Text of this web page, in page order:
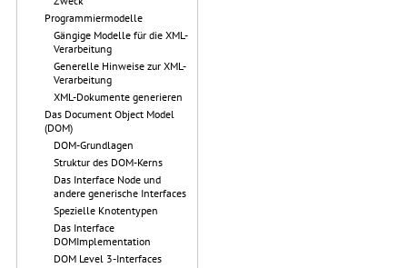
Programmiermodelle
Gängige Modelle für die XML-
Verarbeitung
Generelle Hinweise zur XML-
Verarbeitung
XML-Dokumente generieren
Das Document Object Model
(DOM)
DOM-Grundlagen
Struktur des DOM-Kerns
Das Interface Node und
andere generische Interfaces
Spezielle Knotentypen
Das Interface
DOMImplementation
DOM Level 3-Interfaces